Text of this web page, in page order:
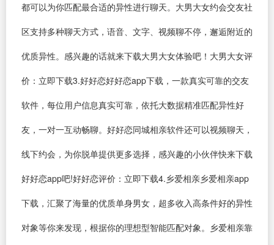
都可以为你匹配最合适的异性进行聊天。大男大女约会交友社
区支持多种聊天方式，语音、文字、视频聊不停，邂逅附近的
优质异性。感兴趣的话就来下载大男大女体验吧！大男大女评
价：立即下载3.好好恋好好恋app下载，一款真实可靠的交友
软件，每位用户信息真实可靠，依托大数据精准匹配异性好
友，一对一互动畅聊。好好恋同城相亲软件还可以视频聊天，
线下约会，为你脱单提供更多选择，感兴趣的小伙伴快来下载
好好恋app吧!好好恋评价：立即下载4.乡爱相亲乡爱相亲app
下载，汇聚了海量的优质单身男女，超多收入高条件好的异性
对象等你来发现，根据你的理想型智能匹配对象。乡爱相亲靠